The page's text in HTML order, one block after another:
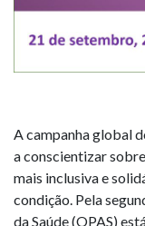
A campanha global
a conscientizar
mais inclusiva e
condição. Pela
da Saúde (OPAS)